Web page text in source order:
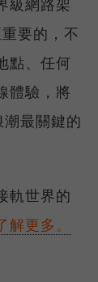
要的，不
點、任何
體驗，將
最關鍵的
軌世界的
更多。